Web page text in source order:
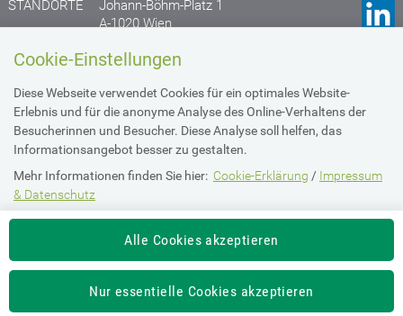
Cookie-Einstellungen
Diese Webseite verwendet Cookies für ein optimales Website-
Erlebnis und für die anonyme Analyse des Online-Verhaltens der
Besucherinnen und Besucher. Diese Analyse soll helfen, das
Informationsangebot besser zu gestalten.
Mehr Informationen finden Sie hier: Cookie-Erklärung / Impressum
& Datenschutz
Die Einstellung können Sie jederzeit auf der Seite "Imperssum &
" ändern.Alle Cookies akzeptieren
Nur essentielle Cookies akzeptieren
STANDORTE
Johann-Böhm-Platz 1
A-1020 Wien
A- 4020 Linz
Anfahrtsplan
Impressum & Datenschutz
Barrierefreiheit